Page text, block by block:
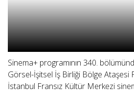
Sinema+ programının 340.
Görsel-İşitsel İş Birliği Bölge Ataşesi
İstanbul Fransız Kültür Merkezi